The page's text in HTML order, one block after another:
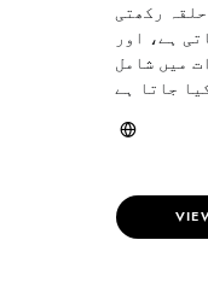
رکھتی
ہے، اور
میں شامل
جاتا ہے